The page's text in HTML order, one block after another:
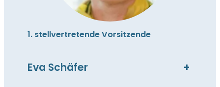
1. stellvertretende Vorsitzende
Eva Schäfer +